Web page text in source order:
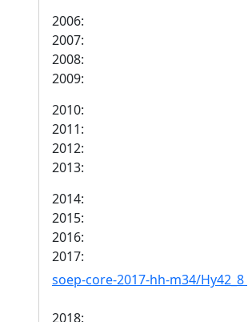
2006:
2007:
2008:
2009:
2010:
2011:
2012:
2013:
2014:
2015:
2016:
2017:
soep-core-2017-hh-m34/Hy42_8
2018: